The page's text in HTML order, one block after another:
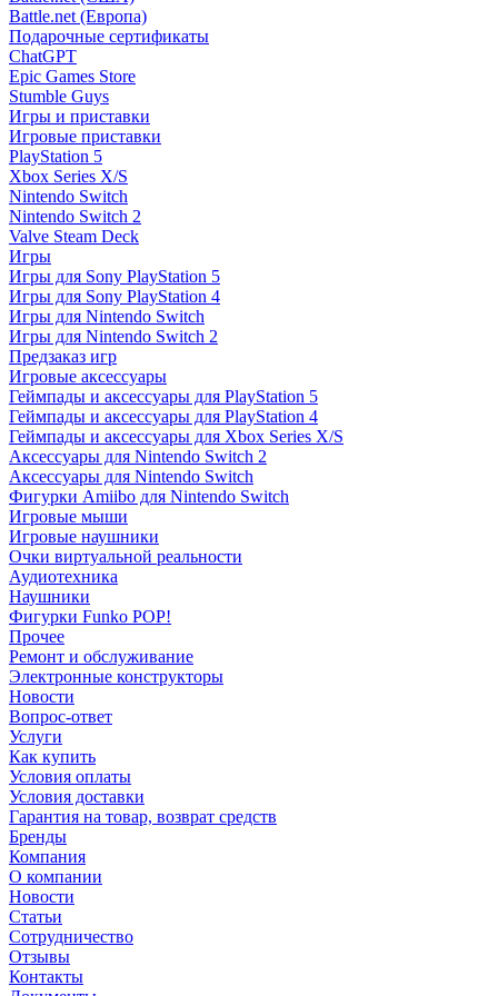
Battle.net (Европа)
Подарочные сертификаты
ChatGPT
Epic Games Store
Stumble Guys
Игры и приставки
Игровые приставки
PlayStation 5
Xbox Series X/S
Nintendo Switch
Nintendo Switch 2
Valve Steam Deck
Игры
Игры для Sony PlayStation 5
Игры для Sony PlayStation 4
Игры для Nintendo Switch
Игры для Nintendo Switch 2
Предзаказ игр
Игровые аксессуары
Геймпады и аксессуары для PlayStation 5
Геймпады и аксессуары для PlayStation 4
Геймпады и аксессуары для Xbox Series X/S
Аксессуары для Nintendo Switch 2
Аксессуары для Nintendo Switch
Фигурки Amiibo для Nintendo Switch
Игровые мыши
Игровые наушники
Очки виртуальной реальности
Аудиотехника
Наушники
Фигурки Funko POP!
Прочее
Ремонт и обслуживание
Электронные конструкторы
Новости
Вопрос-ответ
Услуги
Как купить
Условия оплаты
Условия доставки
Гарантия на товар, возврат средств
Бренды
Компания
О компании
Новости
Статьи
Сотрудничество
Отзывы
Контакты